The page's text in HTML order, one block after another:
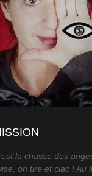
la chasse des
on tire et clac ! Au